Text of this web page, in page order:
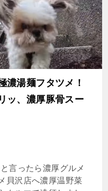
濃湯麺フタツメ！
ッ、濃厚豚骨スー
言ったら濃厚グルメ
貝沢店へ濃厚温野菜